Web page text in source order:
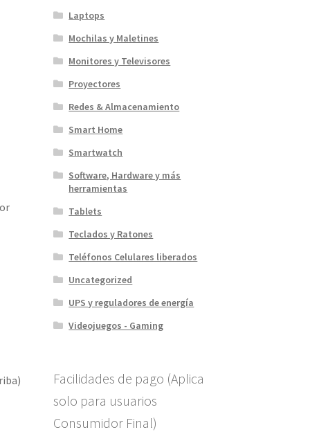
Laptops
Mochilas y Maletines
Monitores y Televisores
Proyectores
Redes & Almacenamiento
Smart Home
Smartwatch
Software, Hardware y más
herramientas
Tablets
Teclados y Ratones
Teléfonos Celulares liberados
Uncategorized
UPS y reguladores de energía
Videojuegos - Gaming
Facilidades de pago (Aplica
solo para usuarios
Consumidor Final)